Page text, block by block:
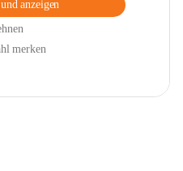
anzeigen
merken